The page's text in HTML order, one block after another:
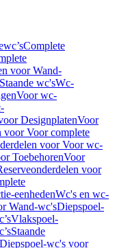
Complete
voor Wand-
wc'sWc-
Voor wc-
DesignplatenVoor
voor Voor complete
voor Voor wc-
ToebehorenVoor
voor
eenhedenWc's en wc-
Wand-wc'sDiepspoel-
Vlakspoel-
Staande
Diepspoel-wc's voor